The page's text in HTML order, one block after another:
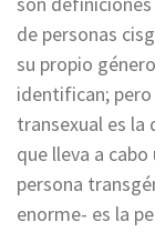
de personas
su propio
identifican;
transexual es la
que lleva a
persona
enorme- es la